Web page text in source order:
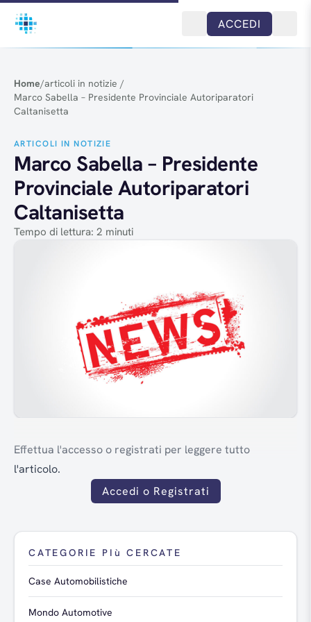
Salta al contenuto
ACCEDI
Home/articoli in notizie /
Marco Sabella – Presidente Provinciale Autoriparatori
Caltanisetta
ARTICOLI IN NOTIZIE
Marco Sabella – Presidente
Provinciale Autoriparatori
Caltanisetta
Tempo di lettura: 2 minuti
Effettua l'accesso o registrati per leggere tutto
l'articolo.
Accedi o Registrati
CATEGORIE PIù CERCATE
Case Automobilistiche
Mondo Automotive